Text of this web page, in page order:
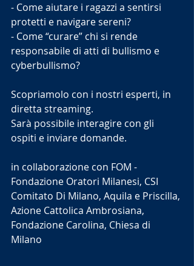
- Come aiutare i ragazzi a sentirsi
protetti e navigare sereni?
- Come “curare” chi si rende
responsabile di atti di bullismo e
cyberbullismo?
Scopriamolo con i nostri esperti, in
diretta streaming.
Sarà possibile interagire con gli
ospiti e inviare domande.
in collaborazione con FOM -
Fondazione Oratori Milanesi, CSI
Comitato Di Milano, Aquila e Priscilla,
Azione Cattolica Ambrosiana,
Fondazione Carolina, Chiesa di
Milano